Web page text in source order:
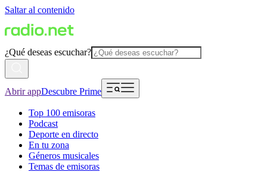
Saltar al contenido
¿Qué deseas escuchar?
Abrir appDescubre Prime
Top 100 emisoras
Podcast
Deporte en directo
En tu zona
Géneros musicales
Temas de emisoras